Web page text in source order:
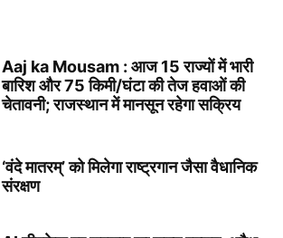
Aaj ka Mousam : आज 15 राज्यों में भारी
बारिश और 75 किमी/घंटा की तेज हवाओं की
चेतावनी; राजस्थान में मानसून रहेगा सक्रिय
‘वंदे मातरम्’ को मिलेगा राष्ट्रगान जैसा वैधानिक
संरक्षण